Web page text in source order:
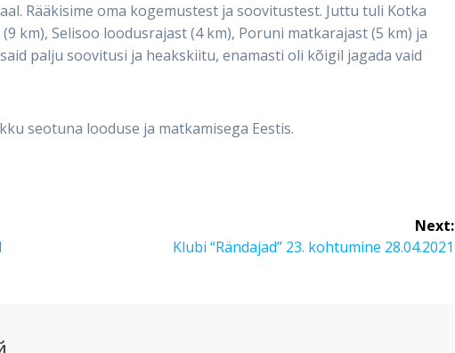
Rääkisime oma kogemustest ja soovitustest. Juttu tuli Kotka
km), Selisoo loodusrajast (4 km), Poruni matkarajast (5 km) ja
palju soovitusi ja heakskiitu, enamasti oli kõigil jagada vaid
seotuna looduse ja matkamisega Eestis.
Next:
Next
Klubi “Rändajad” 23. kohtumine 28.04.2021